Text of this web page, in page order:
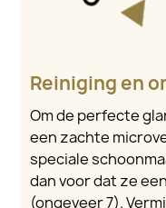
Reiniging en
Om de perfecte
een zachte
speciale
dan voor dat ze
(ongeveer 7).